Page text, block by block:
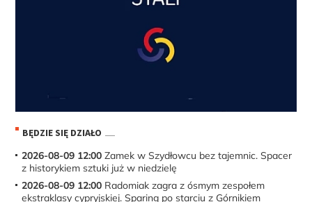
BĘDZIE SIĘ DZIAŁO
2026-08-09 12:00 Zamek w Szydłowcu bez tajemnic. Spacer
z historykiem sztuki już w niedzielę
2026-08-09 12:00 Radomiak zagra z ósmym zespołem
ekstraklasy cypryjskiej. Sparing po starciu z Górnikiem